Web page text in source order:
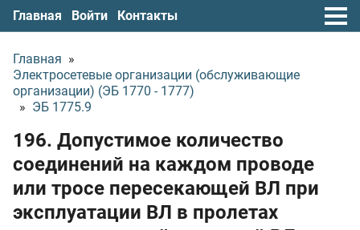
Главная Войти Контакты
Главная »
Электросетевые организации (обслуживающие
организации) (ЭБ 1770 - 1777)
» ЭБ 1775.9
196. Допустимое количество
соединений на каждом проводе
или тросе пересекающей ВЛ при
эксплуатации ВЛ в пролетах